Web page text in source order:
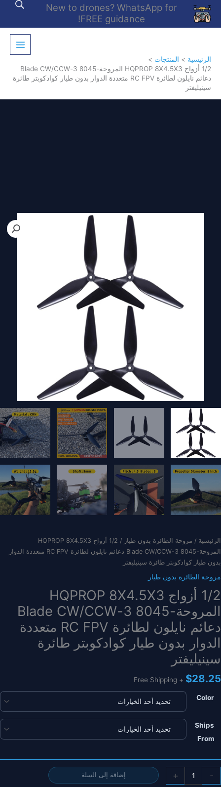
تخطي
المحتوى
New to drones? WhatsApp for
FREE guidance!
الرئيسية
المنتجات
1/2 أزواج HQPROP 8X4.5X3 المروحة-8045 3-Blade CW/CCW
دعائم نايلون لطائرة RC FPV متعددة الدوار بدون طيار كوادكوبتر طائرة
سينيليفتر
الرئيسية / مروحة الطائرة بدون طيار
/ 1/2 أزواج HQPROP 8X4.5X3
المروحة-8045 3-Blade CW/CCW دعائم نايلون لطائرة RC FPV متعددة الدوار
بدون طيار كوادكوبتر طائرة سينيليفتر
مروحة الطائرة بدون طيار
1/2 أزواج HQPROP 8X4.5X3
المروحة-8045 3-Blade CW/CCW
دعائم نايلون لطائرة RC FPV متعددة
الدوار بدون طيار كوادكوبتر طائرة
سينيليفتر
$28.25
+ Free Shipping
Color
Ships
From
-
1/2
+ إضافة إلى السلة